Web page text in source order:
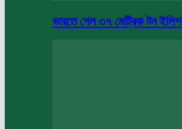
ভারতে গেল ৩৭ মেট্রিক টন ইলিশ